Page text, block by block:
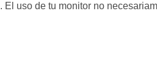
uso de tu monitor no